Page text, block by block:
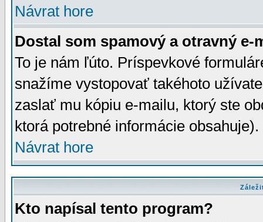
Návrat hore
Dostal som spamový a otravný e-
To je nám ľúto. Príspevkové
snažíme vystopovať takéhoto
zaslať mu kópiu e-mailu, ktorý ste
ktorá potrebné informácie
Návrat hore
Kto napísal tento program?